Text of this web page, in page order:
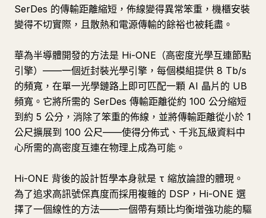
SerDes 的傳輸距離縮短，佈線變得異常笨重，機櫃安裝
變得不切實際，且散熱和電源傳輸的餘裕也被耗盡。
華為半導體開發的方法是 Hi-ONE（高密度光學互連節點
引擎）——一個近封裝光學引擎，每個模組提供 8 Tb/s
的頻寬，在單一光學鏈路上即可匹配一顆 AI 晶片的 UB
頻寬。它將所需的 SerDes 傳輸距離從約 100 公分縮短
到約 5 公分，消除了笨重的佈線，並將傳輸距離從小於 1
公尺擴展到 100 公尺——使得分佈式、千兆瓦級資料中
心所需的高密度互連在物理上成為可能。
Hi-ONE 背後的設計哲學本身就是 τ 縮放論證的體現。
為了追求高訊號保真度而採用複雜的 DSP，Hi-ONE 選
擇了一個線性的方法——一個帶有類比均衡增強功能的驅